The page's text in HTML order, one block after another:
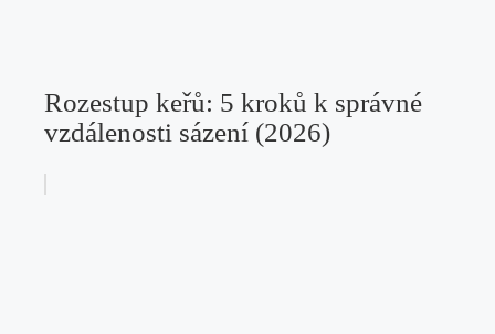
Rozestup keřů: 5 kroků k správné
vzdálenosti sázení (2026)